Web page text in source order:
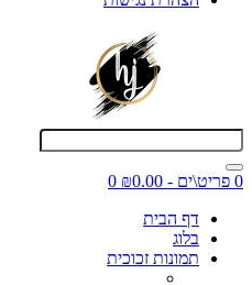
0 פריט\ים - ₪0.00
0
דף הבית
בלוג
תמונות זכוכית